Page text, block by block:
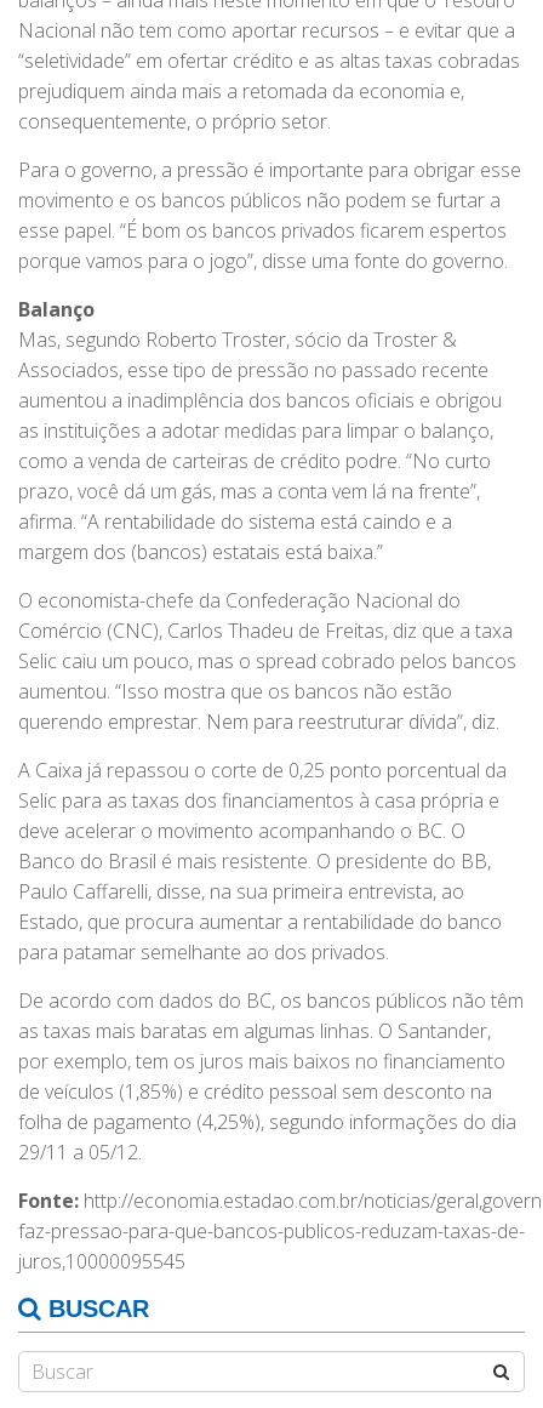
Nacional não tem como aportar recursos – e evitar que a
“seletividade” em ofertar crédito e as altas taxas cobradas
prejudiquem ainda mais a retomada da economia e,
consequentemente, o próprio setor.
Para o governo, a pressão é importante para obrigar esse
movimento e os bancos públicos não podem se furtar a
esse papel. “É bom os bancos privados ficarem espertos
porque vamos para o jogo”, disse uma fonte do governo.
Balanço
Mas, segundo Roberto Troster, sócio da Troster &
Associados, esse tipo de pressão no passado recente
aumentou a inadimplência dos bancos oficiais e obrigou
as instituições a adotar medidas para limpar o balanço,
como a venda de carteiras de crédito podre. “No curto
prazo, você dá um gás, mas a conta vem lá na frente”,
afirma. “A rentabilidade do sistema está caindo e a
margem dos (bancos) estatais está baixa.”
O economista-chefe da Confederação Nacional do
Comércio (CNC), Carlos Thadeu de Freitas, diz que a taxa
Selic caiu um pouco, mas o spread cobrado pelos bancos
aumentou. “Isso mostra que os bancos não estão
querendo emprestar. Nem para reestruturar dívida”, diz.
A Caixa já repassou o corte de 0,25 ponto porcentual da
Selic para as taxas dos financiamentos à casa própria e
deve acelerar o movimento acompanhando o BC. O
Banco do Brasil é mais resistente. O presidente do BB,
Paulo Caffarelli, disse, na sua primeira entrevista, ao
Estado, que procura aumentar a rentabilidade do banco
para patamar semelhante ao dos privados.
De acordo com dados do BC, os bancos públicos não têm
as taxas mais baratas em algumas linhas. O Santander,
por exemplo, tem os juros mais baixos no financiamento
de veículos (1,85%) e crédito pessoal sem desconto na
folha de pagamento (4,25%), segundo informações do dia
29/11 a 05/12.
Fonte: http://economia.estadao.com.br/noticias/
faz-pressao-para-que-bancos-publicos-reduzam-taxas-de-
juros,10000095545
BUSCAR